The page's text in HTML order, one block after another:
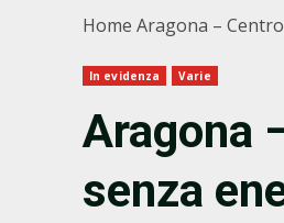
Home Aragona –
In evidenza Varie
Aragona
senza